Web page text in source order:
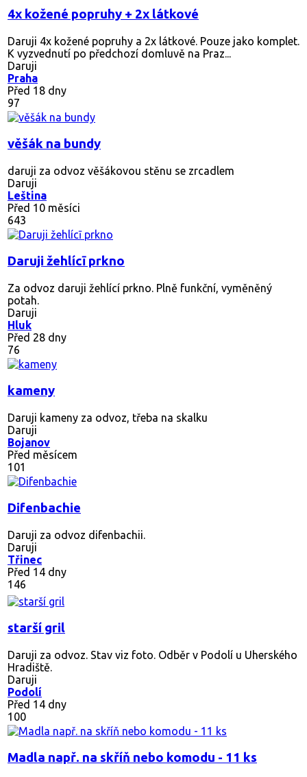
4x kožené popruhy + 2x látkové
Daruji 4x kožené popruhy a 2x látkové. Pouze jako komplet.
K vyzvednutí po předchozí domluvě na Praz...
Daruji
Praha
Před 18 dny
97
věšák na bundy
daruji za odvoz věšákovou stěnu se zrcadlem
Daruji
Leština
Před 10 měsíci
643
Daruji žehlícī prkno
Za odvoz daruji žehlící prkno. Plně funkční, vyměněný
potah.
Daruji
Hluk
Před 28 dny
76
kameny
Daruji kameny za odvoz, třeba na skalku
Daruji
Bojanov
Před měsícem
101
Difenbachie
Daruji za odvoz difenbachii.
Daruji
Třinec
Před 14 dny
146
starší gril
Daruji za odvoz. Stav viz foto. Odběr v Podolí u Uherského
Hradiště.
Daruji
Podolí
Před 14 dny
100
Madla např. na skříň nebo komodu - 11 ks